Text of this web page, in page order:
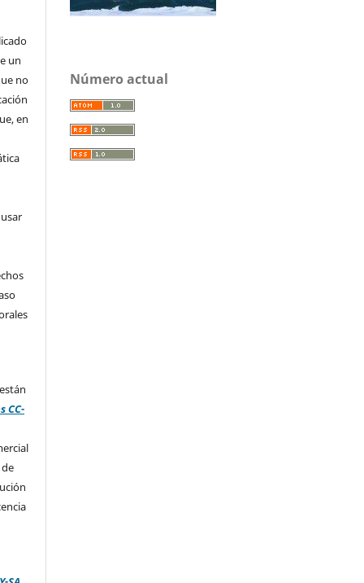
un
no
en
CC-
Número actual